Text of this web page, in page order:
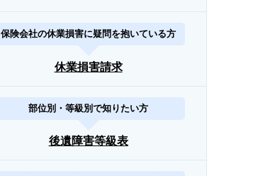
保険会社の休業損害に疑問を抱いている方
休業損害請求
部位別・等級別で知りたい方
後遺障害等級表